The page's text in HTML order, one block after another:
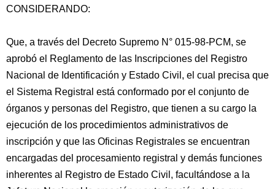
CONSIDERANDO:
Que, a través del Decreto Supremo N° 015-98-PCM, se
aprobó el Reglamento de las Inscripciones del Registro
Nacional de Identificación y Estado Civil, el cual precisa que
el Sistema Registral está conformado por el conjunto de
órganos y personas del Registro, que tienen a su cargo la
ejecución de los procedimientos administrativos de
inscripción y que las Oficinas Registrales se encuentran
encargadas del procesamiento registral y demás funciones
inherentes al Registro de Estado Civil, facultándose a la